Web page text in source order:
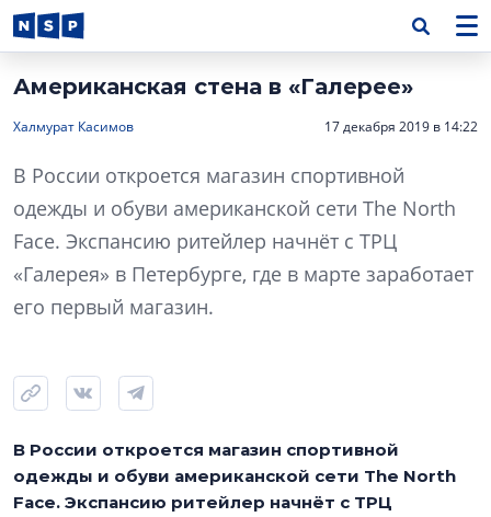
Американская стена в «Галерее»
Халмурат Касимов 17 декабря 2019 в 14:22
В России откроется магазин спортивной
одежды и обуви американской сети The North
Face. Экспансию ритейлер начнёт с ТРЦ
«Галерея» в Петербурге, где в марте заработает
его первый магазин.
В России откроется магазин спортивной
одежды и обуви американской сети The North
Face. Экспансию ритейлер начнёт с ТРЦ